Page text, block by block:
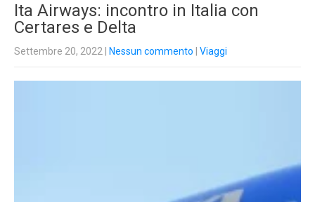
Ita Airways: incontro in Italia con
Certares e Delta
Settembre 20, 2022 Nessun commento Viaggi